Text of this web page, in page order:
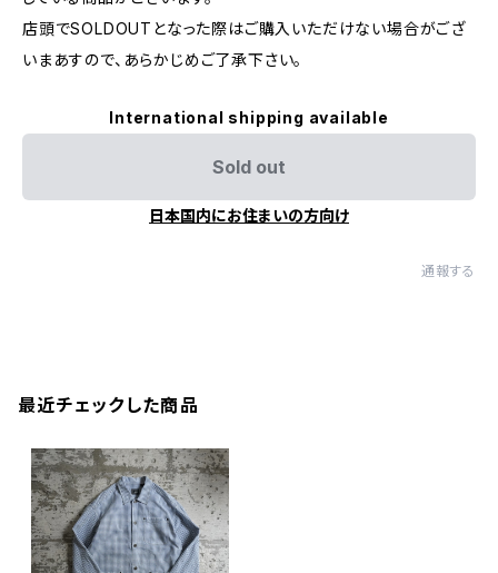
店頭でSOLDOUTとなった際はご購入いただけない場合がござ
いまあすので、あらかじめご了承下さい。
International shipping available
Sold out
日本国内にお住まいの方向け
通報する
最近チェックした商品